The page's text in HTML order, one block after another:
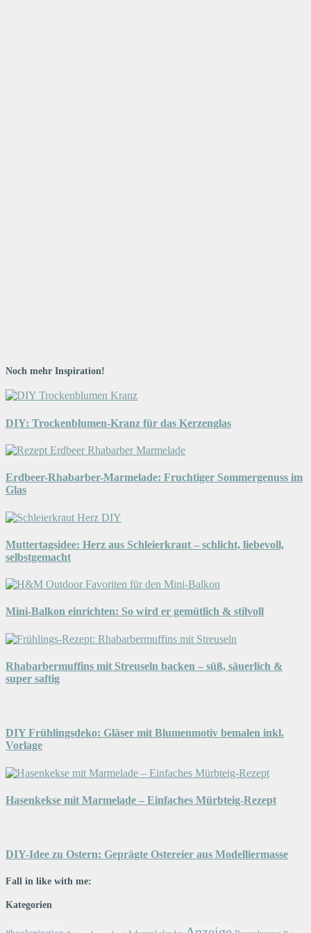
Noch mehr Inspiration!
DIY: Trockenblumen-Kranz für das Kerzenglas
Erdbeer-Rhabarber-Marmelade: Fruchtiger Sommergenuss im
Glas
Muttertagsidee: Herz aus Schleierkraut – schlicht, liebevoll,
selbstgemacht
Mini-Balkon einrichten: So wird er gemütlich & stilvoll
Rhabarbermuffins mit Streuseln backen – süß, säuerlich &
super saftig
DIY Frühlingsdeko: Gläser mit Blumenmotiv bemalen inkl.
Vorlage
Hasenkekse mit Marmelade – Einfaches Mürbteig-Rezept
DIY-Idee zu Ostern: Geprägte Ostereier aus Modelliermasse
Fall in like with me:
Kategorien